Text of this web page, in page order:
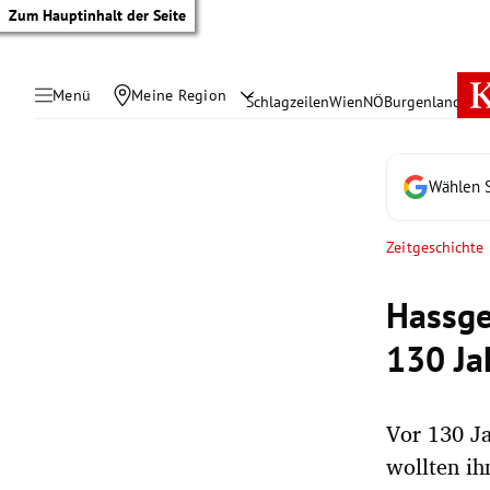
Zum Hauptinhalt der Seite
Menü Meine Region SchlagzeilenWienNÖBurgenland
Wählen
Zeitgeschichte
130
Vor 130
wollten